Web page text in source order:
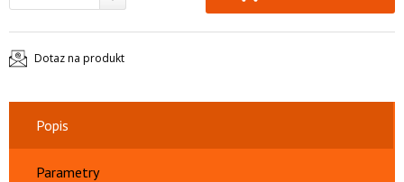
Dotaz na produkt
Popis
Parametry